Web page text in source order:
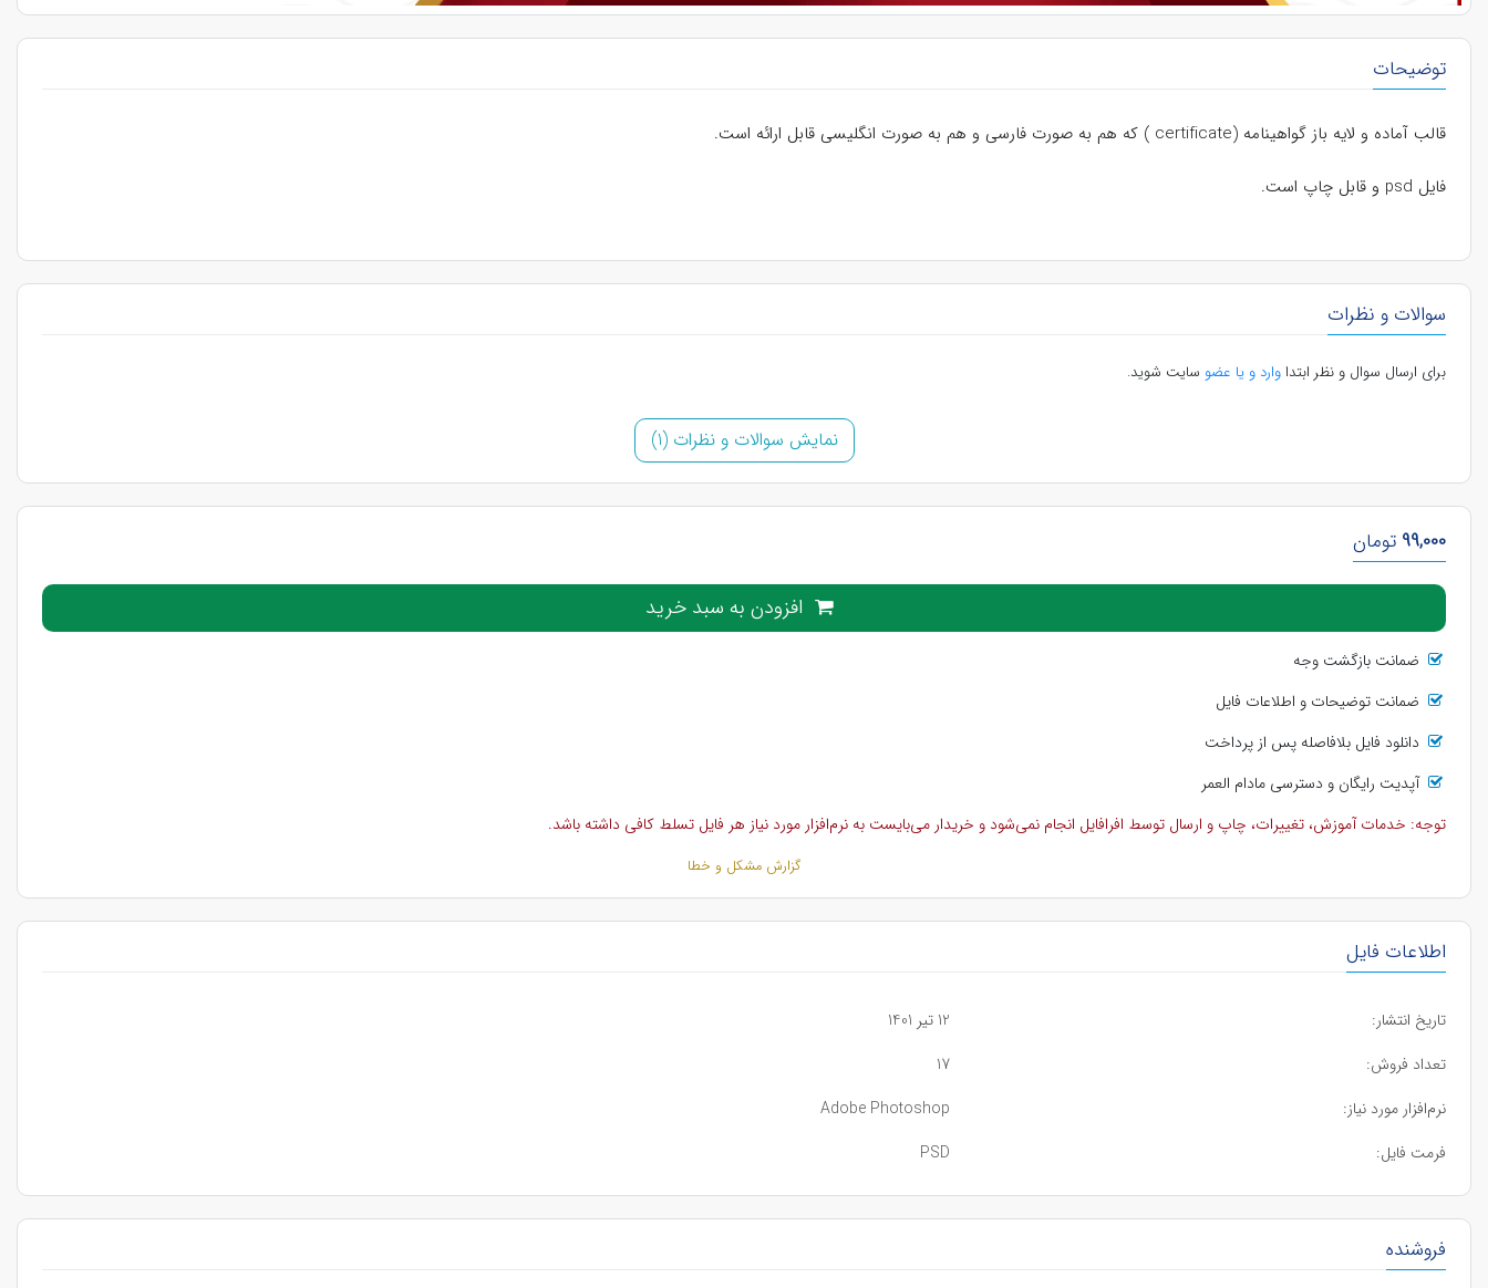
توضیحات
قالب آماده و لایه باز گواهینامه (certificate ) که هم به صورت فارسی و هم به صورت انگلیسی قابل ارائه است.
فایل psd و قابل چاپ است.
سوالات و نظرات
برای ارسال سوال و نظر ابتداوارد و یا عضو سایت شوید.
نمایش سوالات و نظرات (1)
99,000 تومان
افزودن به سبد خرید
ضمانت بازگشت وجه
ضمانت توضیحات و اطلاعات فایل
دانلود فایل بلافاصله پس از پرداخت
آپدیت رایگان و دسترسی مادام العمر
توجه: خدمات آموزش، تغییرات، چاپ و ارسال توسط افرافایل انجام نمی‌شود و خریدار می‌بایست به نرم‌افزار مورد نیاز هر فایل تسلط کافی داشته باشد.
گزارش مشکل و خطا
اطلاعات فایل
تاریخ انتشار:
12 تیر 1401
تعداد فروش:
17
نرم‌افزار مورد نیاز:
Adobe Photoshop
فرمت فایل:
PSD
فروشنده